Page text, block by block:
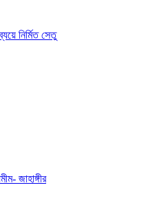
নির্মিত সেতু
জাহাঙ্গীর